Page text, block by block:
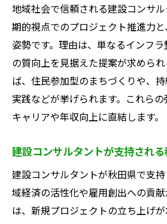
地域社会で信頼される建設コンサ
期的視点でのプロジェクト推進力
姿勢です。理由は、単なるインフ
の質向上を見据えた提案が求めら
ば、住民参加型のまちづくりや、
実践などが挙げられます。これら
キャリアや年収向上に直結します。
建設コンサルタントが支持され
建設コンサルタントが秋田県で支
域経済の活性化や雇用創出への貢
は、新規プロジェクトの立ち上げ